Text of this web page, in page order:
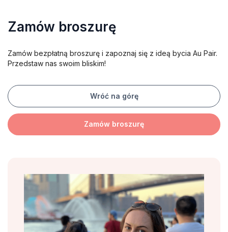
Zamów broszurę
Zamów bezpłatną broszurę i zapoznaj się z ideą bycia Au Pair.
Przedstaw nas swoim bliskim!
Wróć na górę
Zamów broszurę